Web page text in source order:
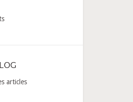
articles